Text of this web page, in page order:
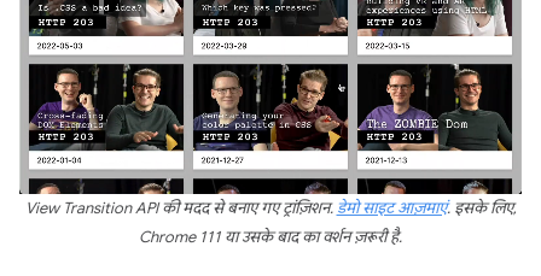
View Transition API की मदद से बनाए गए ट्रांज़िशन. डेमो साइट आज़माएं. इसके लिए,
Chrome 111 या उसके बाद का वर्शन ज़रूरी है.